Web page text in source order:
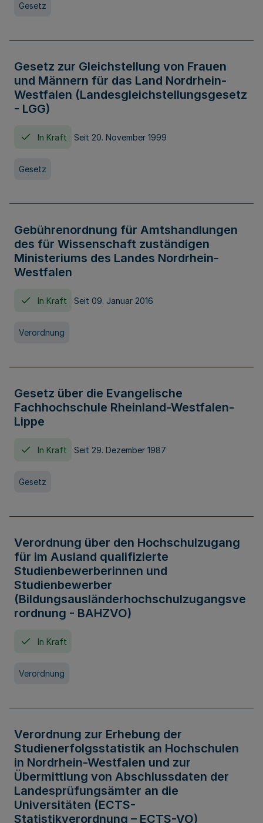
Gesetz
Gesetz zur Gleichstellung von Frauen
und Männern für das Land Nordrhein-
Westfalen (Landesgleichstellungsgesetz
- LGG)
In Kraft Seit 20. November 1999
Gesetz
Gebührenordnung für Amtshandlungen
des für Wissenschaft zuständigen
Ministeriums des Landes Nordrhein-
Westfalen
In Kraft Seit 09. Januar 2016
Verordnung
Gesetz über die Evangelische
Fachhochschule Rheinland-Westfalen-
Lippe
In Kraft Seit 29. Dezember 1987
Gesetz
Verordnung über den Hochschulzugang
für im Ausland qualifizierte
Studienbewerberinnen und
Studienbewerber
(Bildungsausländerhochschulzugangsve
rordnung - BAHZVO)
In Kraft
Verordnung
Verordnung zur Erhebung der
Studienerfolgsstatistik an Hochschulen
in Nordrhein-Westfalen und zur
Übermittlung von Abschlussdaten der
Landesprüfungsämter an die
Universitäten (ECTS-
Statistikverordnung – ECTS-VO)